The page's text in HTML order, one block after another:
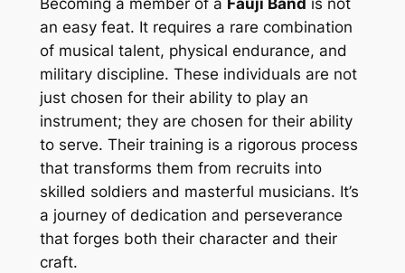
an easy feat. It requires a rare combination
of musical talent, physical endurance, and
military discipline. These individuals are not
just chosen for their ability to play an
instrument; they are chosen for their ability
to serve. Their training is a rigorous process
that transforms them from recruits into
skilled soldiers and masterful musicians. It’s
a journey of dedication and perseverance
that forges both their character and their
craft.